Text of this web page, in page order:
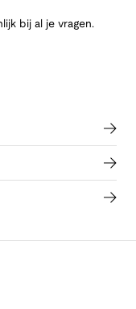
bij al je vragen.